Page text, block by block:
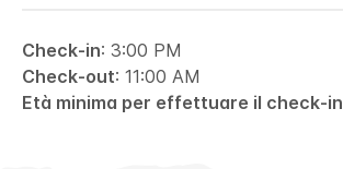
Check-in: 3:00 PM
Check-out: 11:00 AM
Età minima per effettuare il check-in